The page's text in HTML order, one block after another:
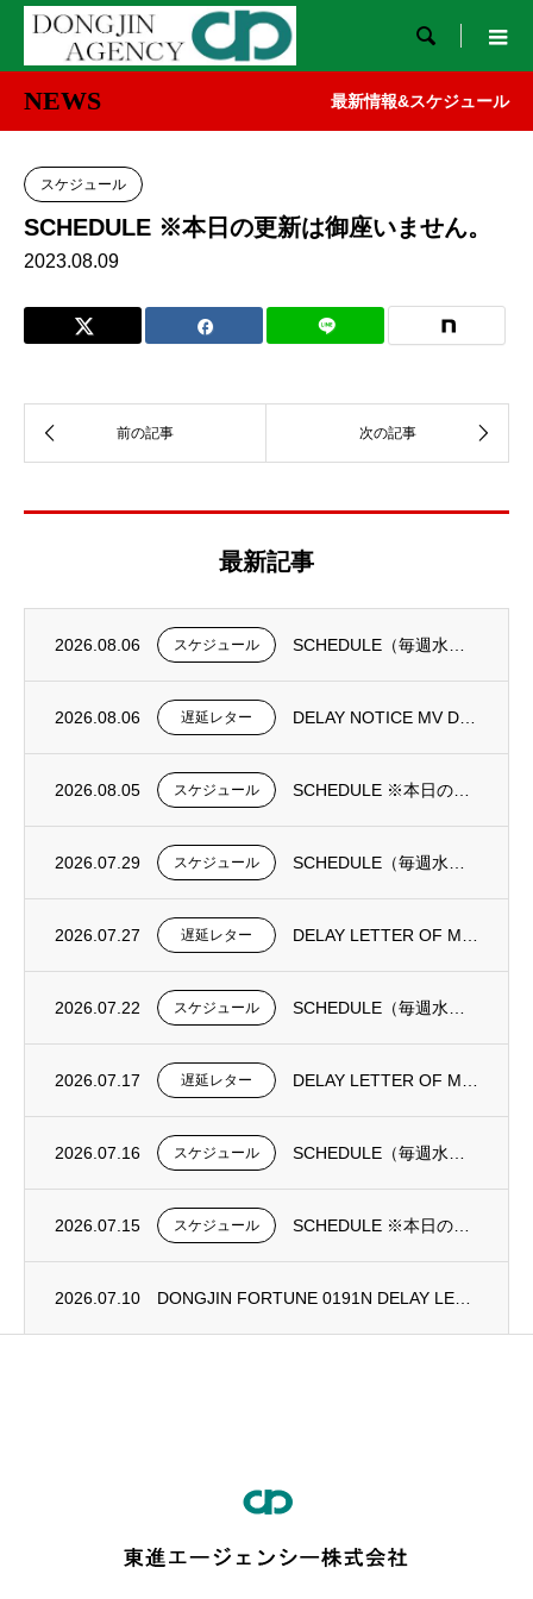

NEWS 最新情報&スケジュール
スケジュール
SCHEDULE ※本日の更新は御座いません。
2023.08.09
最新記事
2026.08.06 スケジュール
2026.08.06 遅延レター
2026.08.05 スケジュール
2026.07.29 スケジュール
2026.07.27 遅延レター
2026.07.22 スケジュール
2026.07.17 遅延レター
2026.07.16 スケジュール
2026.07.15 スケジュール
2026.07.10